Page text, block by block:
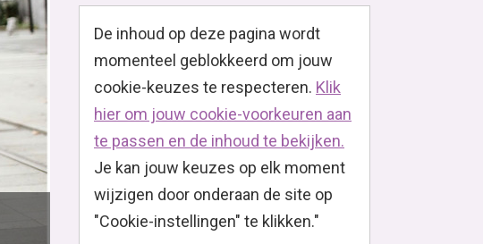
De inhoud op deze pagina wordt
momenteel geblokkeerd om jouw
cookie-keuzes te respecteren. Klik
hier om jouw cookie-voorkeuren aan
te passen en de inhoud te bekijken.
Je kan jouw keuzes op elk moment
wijzigen door onderaan de site op
"Cookie-instellingen" te klikken."